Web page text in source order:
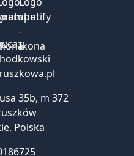
35b, m 372
, Polska